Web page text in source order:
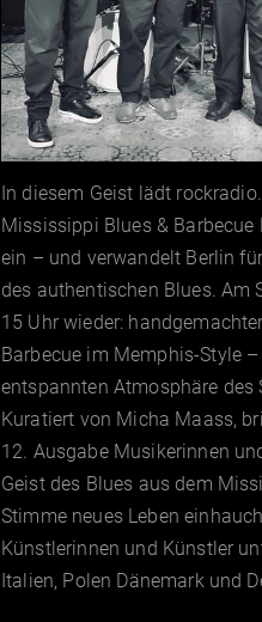
In diesem Geist lädt
Mississippi Blues &
ein – und verwandelt Berlin
des authentischen Blues. Am
15 Uhr wieder:
Barbecue im Memphis-Style
entspannten Atmosphäre des
Kuratiert von Micha Maass,
12. Ausgabe Musikerinnen
Geist des Blues aus dem
Stimme neues Leben
Künstlerinnen und Künstler
Italien, Polen Dänemark und